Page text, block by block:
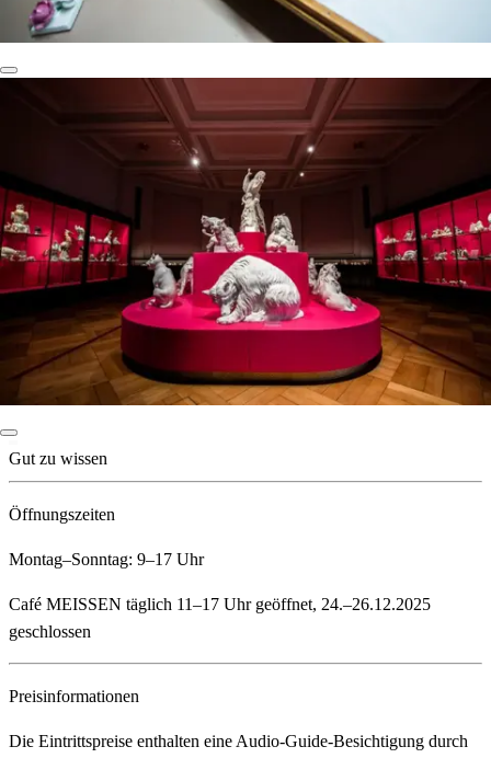
Gut zu wissen
Öffnungszeiten
Montag–Sonntag: 9–17 Uhr
Café MEISSEN täglich 11–17 Uhr geöffnet, 24.–26.12.2025
geschlossen
Preisinformationen
Die Eintrittspreise enthalten eine Audio-Guide-Besichtigung durch